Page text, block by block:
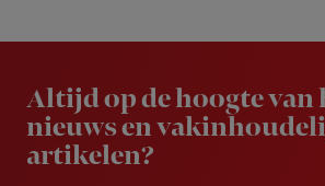
Altijd op de hoogte van
nieuws en
artikelen?